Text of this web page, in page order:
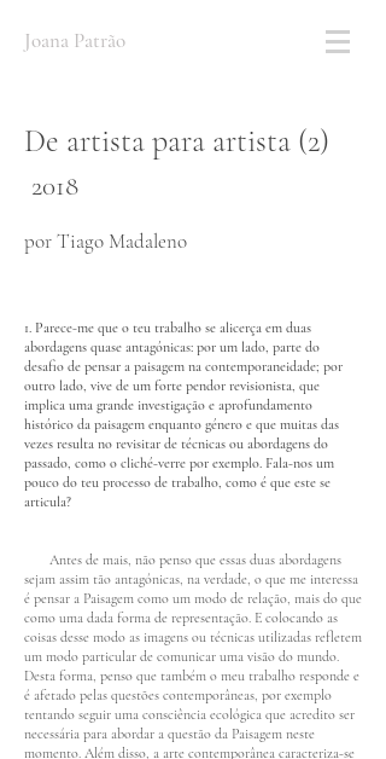
Joana Patrão
De artista para artista (2)
2018
por Tiago Madaleno
1. Parece-me que o teu trabalho se alicerça em duas
abordagens quase antagónicas: por um lado, parte do
desafio de pensar a paisagem na contemporaneidade; por
outro lado, vive de um forte pendor revisionista, que
implica uma grande investigação e aprofundamento
histórico da paisagem enquanto género e que muitas das
vezes resulta no revisitar de técnicas ou abordagens do
passado, como o cliché-verre por exemplo. Fala-nos um
pouco do teu processo de trabalho, como é que este se
articula?
Antes de mais, não penso que essas duas abordagens
sejam assim tão antagónicas, na verdade, o que me interessa
é pensar a Paisagem como um modo de relação, mais do que
como uma dada forma de representação. E colocando as
coisas desse modo as imagens ou técnicas utilizadas refletem
um modo particular de comunicar uma visão do mundo.
Desta forma, penso que também o meu trabalho responde e
é afetado pelas questões contemporâneas, por exemplo
tentando seguir uma consciência ecológica que acredito ser
necessária para abordar a questão da Paisagem neste
momento. Além disso, a arte contemporânea caracteriza-se